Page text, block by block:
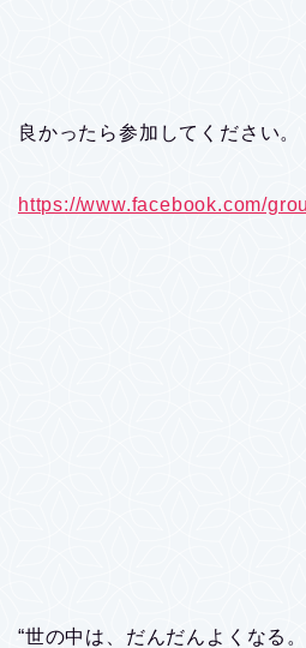
良かったら参加してください。
https://www.facebook.com/
“世の中は、だんだんよくなる。